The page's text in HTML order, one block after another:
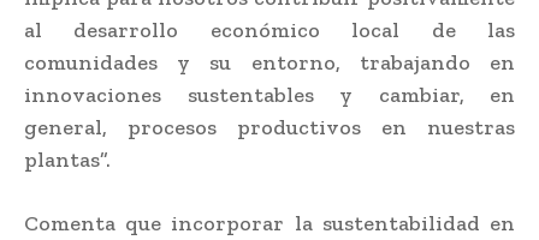
al desarrollo económico local de las
comunidades y su entorno, trabajando en
innovaciones sustentables y cambiar, en
general, procesos productivos en nuestras
plantas”.
Comenta que incorporar la sustentabilidad en